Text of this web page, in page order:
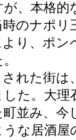
、本格的
のナポリ
り、ポン
れた街は
した。大理
並み、
な居酒